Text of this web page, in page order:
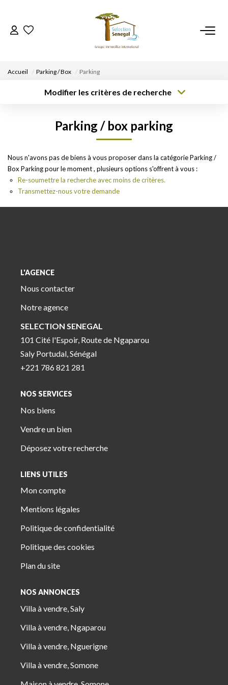
ACCUEIL
DÉPOSEZ VOTRE RECHERCHE
NOUS REJOINDRE
Accueil Parking / Box Parking
Modifier les critères de recherche
Budget max
Plus de critères
Créer une
alerte
Parking / box parking
Nous n'avons pas de biens à vous proposer dans la catégorie Parking /
Box Parking pour le moment , plusieurs options s'offrent à vous :
Re-soumettre la recherche avec moins de critères.
Transmettez-nous votre demande
L'AGENCE
Nous contacter
Notre agence
SELECTION SENEGAL
101 Cité l'Espoir, Route de Ngaparou
Saly Portudal, Sénégal
+221 786 821 281
NOS SERVICES
Nos biens
Vendre un bien
Déposez votre recherche
LIENS UTILES
Mon compte
Mentions légales
Politique de confidentialité
Politique des cookies
Plan du site
NOS ANNONCES
Villa à vendre, Saly
Villa à vendre, Ngaparou
Villa à vendre, Nguerigne
Villa à vendre, Somone